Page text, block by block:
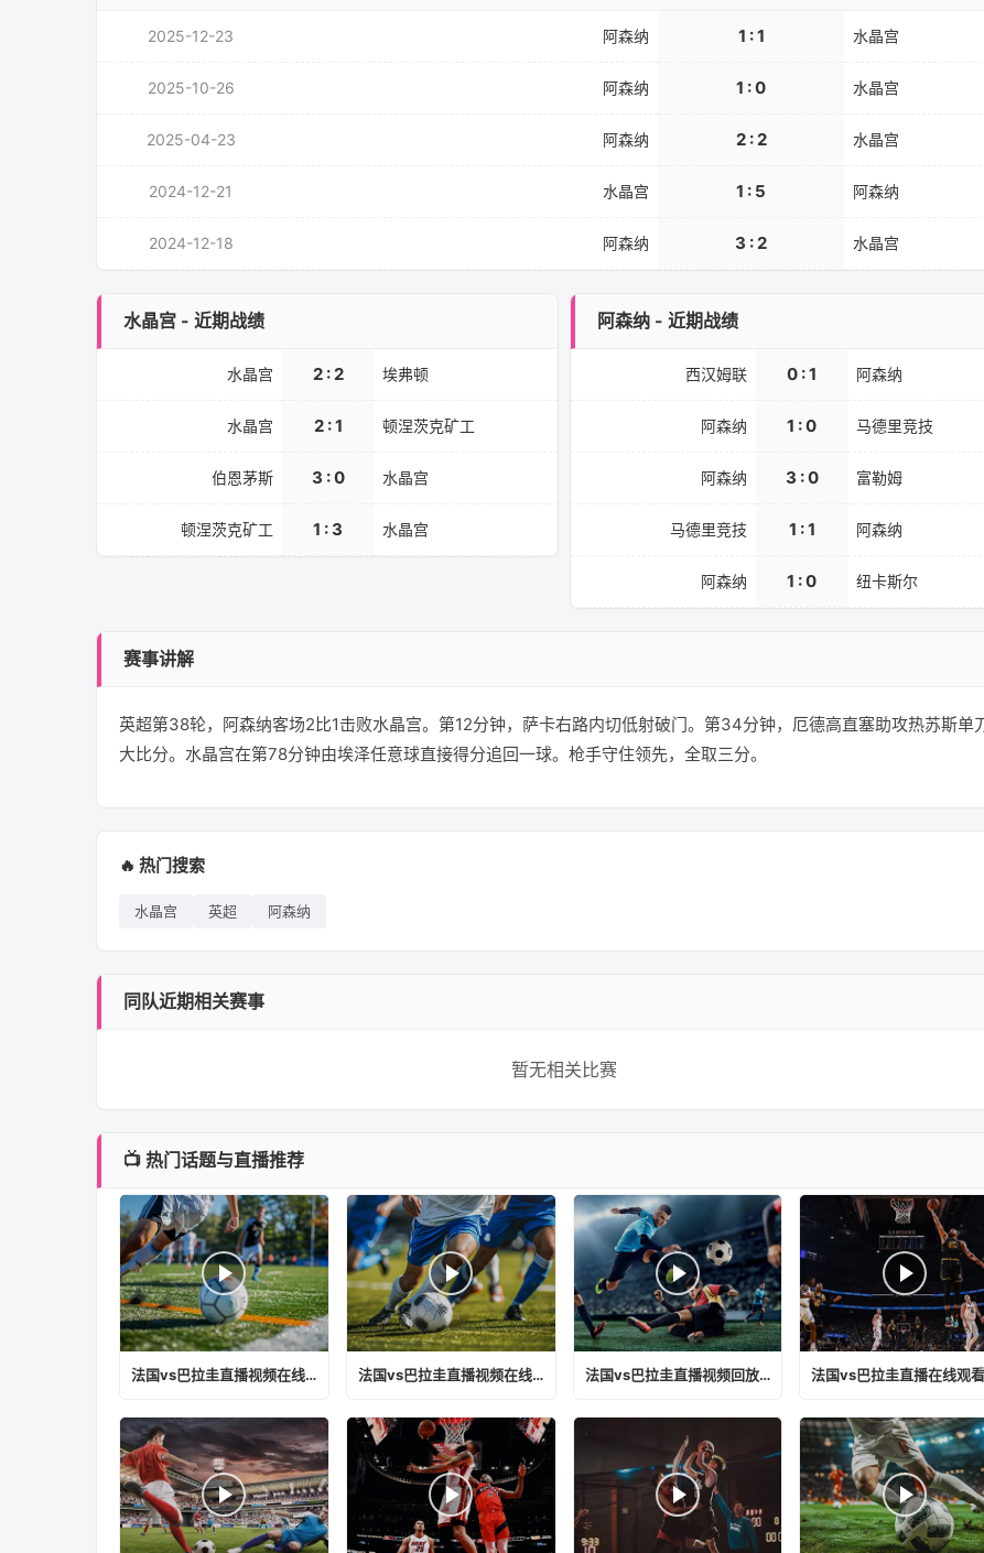
2025-12-23 阿森纳 1 : 1 水晶宫
2025-10-26 阿森纳 1 : 0 水晶宫
2025-04-23 阿森纳 2 : 2 水晶宫
2024-12-21 水晶宫 1 : 5 阿森纳
2024-12-18 阿森纳 3 : 2 水晶宫
水晶宫 - 近期战绩
水晶宫 2 : 2 埃弗顿
水晶宫 2 : 1 顿涅茨克矿工
伯恩茅斯 3 : 0 水晶宫
顿涅茨克矿工 1 : 3 水晶宫
阿森纳 - 近期战绩
西汉姆联 0 : 1 阿森纳
阿森纳 1 : 0 马德里竞技
阿森纳 3 : 0 富勒姆
马德里竞技 1 : 1 阿森纳
阿森纳 1 : 0 纽卡斯尔
赛事讲解
英超第38轮，阿森纳客场2比1击败水晶宫。第12分钟，萨卡右路内切低射破门。第34分钟，厄德高直塞助攻热苏斯单
大比分。水晶宫在第78分钟由埃泽任意球直接得分追回一球。枪手守住领先，全取三分。
🔥 热门搜索
水晶宫 英超 阿森纳
同队近期相关赛事
暂无相关比赛
📺 热门话题与直播推荐
法国vs巴拉圭直播视频在线观看免费 法国vs巴拉圭直播视频在线观看下载 法国vs巴拉圭直播视频回放下载